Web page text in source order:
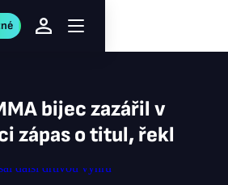
bijec zazářil v
zápas o titul, řekl